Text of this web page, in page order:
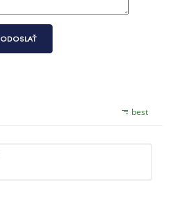
ODOSLAŤ